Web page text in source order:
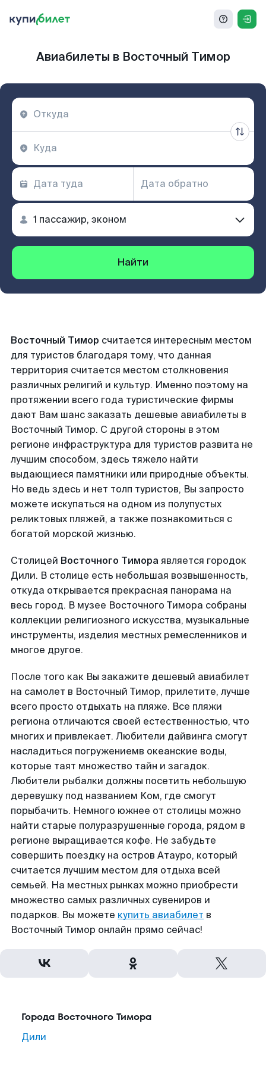
Авиабилеты в Восточный Тимор
Найти
Восточный Тимор считается интересным местом
для туристов благодаря тому, что данная
территория считается местом столкновения
различных религий и культур. Именно поэтому на
протяжении всего года туристические фирмы
дают Вам шанс заказать дешевые авиабилеты в
Восточный Тимор. С другой стороны в этом
регионе инфраструктура для туристов развита не
лучшим способом, здесь тяжело найти
выдающиеся памятники или природные объекты.
Но ведь здесь и нет толп туристов, Вы запросто
можете искупаться на одном из полупустых
реликтовых пляжей, а также познакомиться с
богатой морской жизнью.
Столицей Восточного Тимораявляется городок
Дили. В столице есть небольшая возвышенность,
откуда открывается прекрасная панорама на
весь город. В музее Восточного Тимора собраны
коллекции религиозного искусства, музыкальные
инструменты, изделия местных ремесленников и
многое другое.
После того как Вы закажите дешевый авиабилет
на самолет в Восточный Тимор, прилетите, лучше
всего просто отдыхать на пляже. Все пляжи
региона отличаются своей естественностью, что
многих и привлекает. Любители дайвинга смогут
насладиться погружениемв океанские воды,
которые таят множество тайн и загадок.
Любители рыбалки должны посетить небольшую
деревушку под названием Ком, где смогут
порыбачить. Немного южнее от столицы можно
найти старые полуразрушенные города, рядом в
регионе выращивается кофе. Не забудьте
совершить поездку на остров Атауро, который
считается лучшим местом для отдыха всей
семьей. На местных рынках можно приобрести
множество самых различных сувениров и
подарков. Вы можете купить авиабилет в
Восточный Тимор онлайн прямо сейчас!
Города Восточного Тимора
Дили